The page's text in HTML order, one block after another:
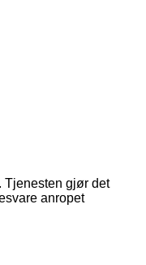
Tjenesten gjør det
anropet